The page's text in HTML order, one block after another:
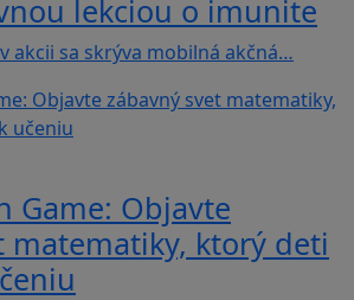
lekciou o imunite
akcii sa skrýva mobilná akčná…
Game: Objavte
matematiky, ktorý deti